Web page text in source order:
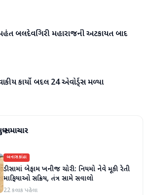
બલદેવગિરી મહારાજની અટકાયત બાદ
કાર્યો બદલ 24 એવોર્ડ્સ મળ્યા
સમાચાર
બનાસકાંઠા
ડીસામાં બેફામ ખનીજ ચોરી: નિયમો નેવે મૂકી રેતી
માફિયાઓ સક્રિય, તંત્ર સામે સવાલો
22 કલાક પહેલા